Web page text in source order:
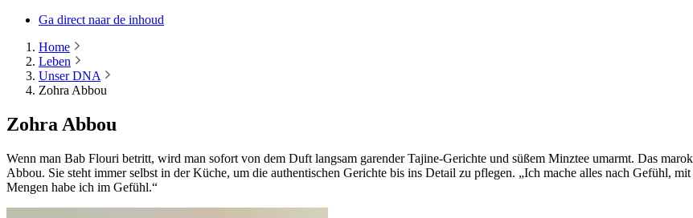
Ga direct naar de inhoud
Home
Leben
Unser DNA
Zohra Abbou
Zohra Abbou
Wenn man Bab Flouri betritt, wird man sofort von dem Duft langsam garender Tajine-Gerichte und süßem Minztee umarmt. Das
Abbou. Sie steht immer selbst in der Küche, um die authentischen Gerichte bis ins Detail zu pflegen. „Ich mache alles nach Gefühl,
Mengen habe ich im Gefühl.“